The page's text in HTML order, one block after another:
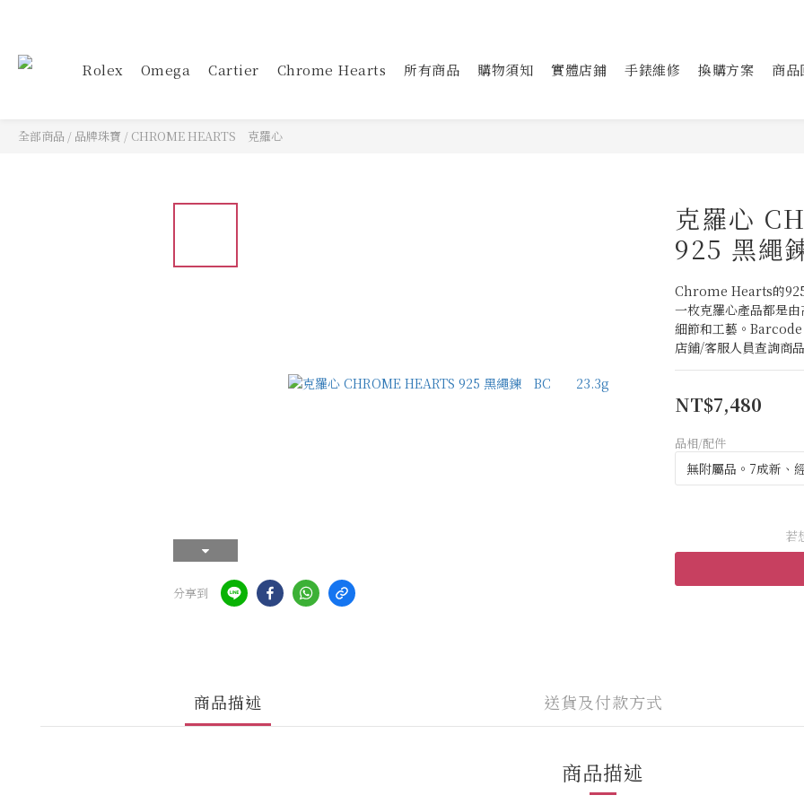
Rolex Omega Cartier Chrome Hearts 所有商品 購物須知 實體店鋪 手錶維修 換購方案 商品
全部商品 / 品牌珠寶 / CHROME HEARTS 克羅心
分享到
克羅心
925 黑
Chrome Hearts的925
一枚克羅心產品都是
細節和工藝。
店鋪/客服人員查詢商
NT$7,480
品相/配件
若
商品描述 送貨及付款方式
商品描述